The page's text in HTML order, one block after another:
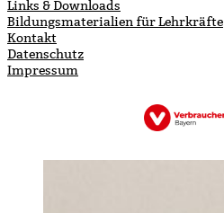
Links & Downloads
Bildungsmaterialien für Lehrkräfte
Kontakt
Datenschutz
Impressum